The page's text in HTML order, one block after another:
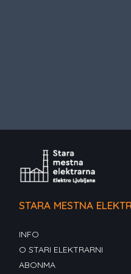
STARA MESTNA
INFO
O STARI ELEKTRARNI
ABONMA